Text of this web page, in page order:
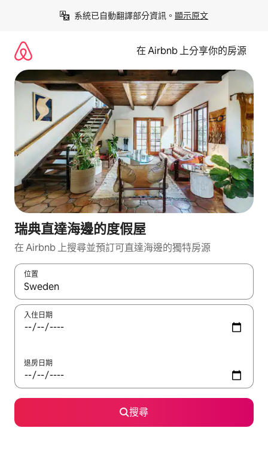
系統已自動翻譯部分資訊。 顯示原文
在 Airbnb 上分享你的房源
瑞典直達海邊的度假屋
在 Airbnb 上搜尋並預訂可直達海邊的獨特房源
位置
如有搜尋結果，瀏覽內容時請使用上下箭頭，或輕點、滑動裝置。
入住日期
退房日期
搜尋